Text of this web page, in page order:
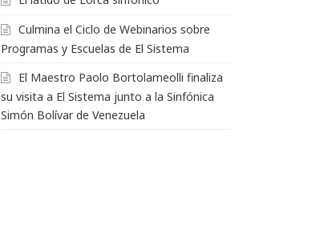
Culmina el Ciclo de Webinarios sobre
Programas y Escuelas de El Sistema
El Maestro Paolo Bortolameolli finaliza
su visita a El Sistema junto a la Sinfónica
Simón Bolívar de Venezuela